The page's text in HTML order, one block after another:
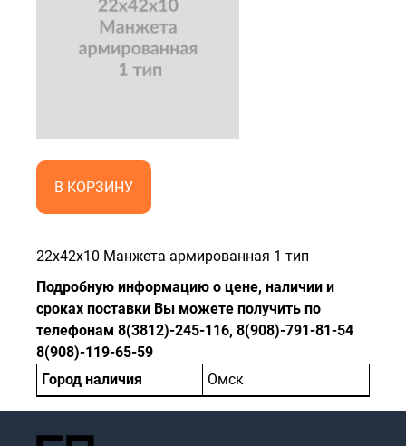
В КОРЗИНУ
22x42x10 Манжета армированная 1 тип
Подробную информацию о цене, наличии и
сроках поставки Вы можете получить по
телефонам 8(3812)-245-116, 8(908)-791-81-54
8(908)-119-65-59
Город наличия
Омск